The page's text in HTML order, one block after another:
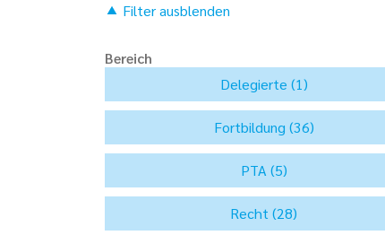
Filter
Bereich